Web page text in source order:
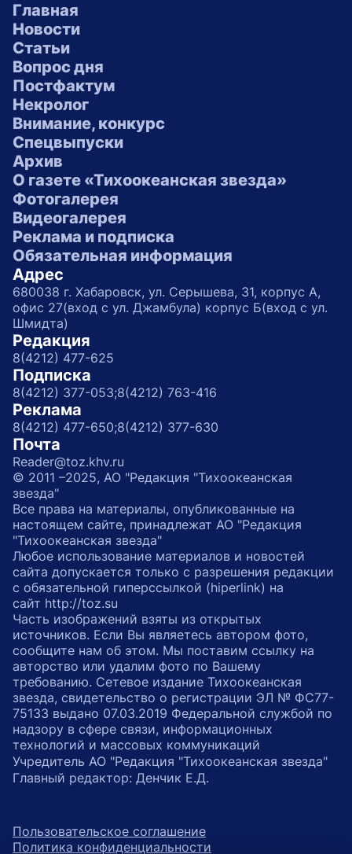
Главная
Новости
Статьи
Вопрос дня
Постфактум
Некролог
Внимание, конкурс
Спецвыпуски
Архив
О газете «Тихоокеанская звезда»
Фотогалерея
Видеогалерея
Реклама и подписка
Обязательная информация
Адрес
680038 г. Хабаровск, ул. Серышева, 31, корпус А,
офис 27(вход с ул. Джамбула) корпус Б(вход с ул.
Шмидта)
Редакция
8(4212) 477-625
Подписка
8(4212) 377-053;8(4212) 763-416
Реклама
8(4212) 477-650;8(4212) 377-630
Почта
Reader@toz.khv.ru
© 2011 –2025, АО "Редакция "Тихоокеанская
звезда"
Все права на материалы, опубликованные на
настоящем сайте, принадлежат АО "Редакция
"Тихоокеанская звезда"
Любое использование материалов и новостей
сайта допускается только с разрешения редакции
с обязательной гиперссылкой (hiperlink) на
сайт http://toz.su
Часть изображений взяты из открытых
источников. Если Вы являетесь автором фото,
сообщите нам об этом. Мы поставим ссылку на
авторство или удалим фото по Вашему
требованию. Сетевое издание Тихоокеанская
звезда, свидетельство о регистрации ЭЛ № ФС77-
75133 выдано 07.03.2019 Федеральной службой по
надзору в сфере связи, информационных
технологий и массовых коммуникаций
Учредитель АО "Редакция "Тихоокеанская звезда"
Главный редактор: Денчик Е.Д.
Пользовательское соглашение
Политика конфиденциальности